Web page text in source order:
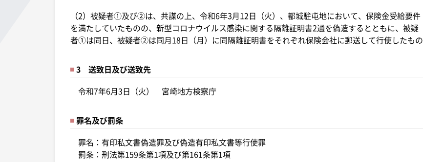
（2）被疑者①及び②は、共謀の上、令和6年3月12日（火）、都城駐屯地において、保険金受給要件
を満たしていたものの、新型コロナウイルス感染に関する隔離証明書2通を偽造するとともに、被疑
者①は同日、被疑者②は同月18日（月）に同隔離証明書をそれぞれ保険会社に郵送して行使したもの
3 送致日及び送致先
令和7年6月3日（火） 宮崎地方検察庁
罪名及び罰条
罪名：有印私文書偽造罪及び偽造有印私文書等行使罪
罰条：刑法第159条第1項及び第161条第1項